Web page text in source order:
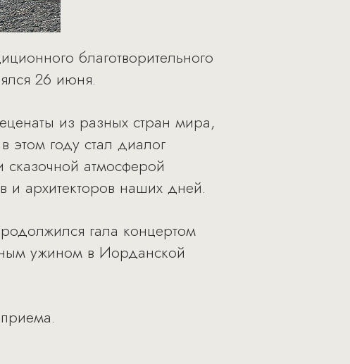
благотворительного
26 июня.
из разных стран мира,
этом году стал диалог
сказочной атмосферой
и архитекторов наших дней.
гала концертом
ужином в Иорданской